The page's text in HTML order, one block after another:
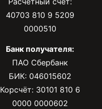
40703 810 9 5209
0000510
Банк получателя:
ПАО Сбербанк
БИК: 046015602
Корсчёт: 30101 810 6
0000 0000602